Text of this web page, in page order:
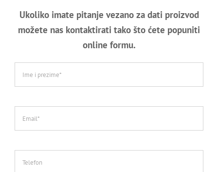
Ukoliko imate pitanje vezano za dati proizvod
možete nas kontaktirati tako što ćete popuniti
online formu.